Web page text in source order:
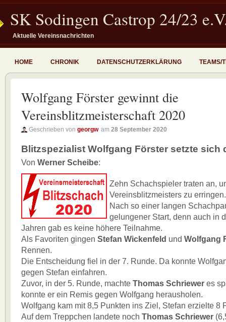
SK Sodingen Castrop 24/23
Aktuelle Vereinsnachrichten
HOME CHRONIK DATENSCHUTZERKLÄRUNG TEAMS/
Wolfgang Förster gewinnt die
Vereinsblitzmeisterschaft 2020
Geschrieben von georgw am 28 September 2020
Blitzspezialist Wolfgang Förster setzte sich
Von Werner Scheibe:
Zehn Schachspieler traten an,
Vereinsblitzmeisters zu erringen.
Nach so einer langen
gelungener Start, denn auch in
Jahren gab es keine höhere Teilnahme.
Als Favoriten gingen Stefan Wickenfeld und Wolfgang
Rennen.
Die Entscheidung fiel in der 7. Runde. Da konnte
gegen Stefan einfahren.
Zuvor, in der 5. Runde, machte Thomas Schriewer es
konnte er ein Remis gegen Wolfgang herausholen.
Wolfgang kam mit 8,5 Punkten ins Ziel, Stefan erzielte 8
Auf dem Treppchen landete noch Thomas Schriewer